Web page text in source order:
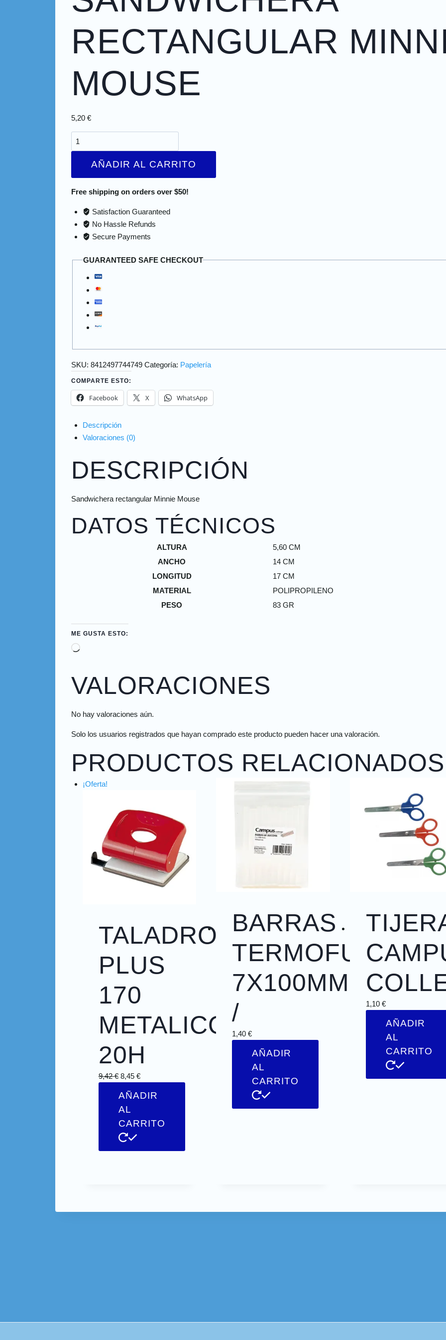
RECTANGULAR
MOUSE
5,20 €
AÑADIR AL CARRITO
Free shipping on orders over $50!
Satisfaction Guaranteed
No Hassle Refunds
Secure Payments
GUARANTEED SAFE CHECKOUT
SKU: 8412497744749 Categoría: Papelería
COMPARTE ESTO:
Facebook X WhatsApp
Descripción
Valoraciones (0)
DESCRIPCIÓN
Sandwichera rectangular Minnie Mouse
DATOS TÉCNICOS
ALTURA
5,60 CM
ANCHO
14 CM
LONGITUD
17 CM
MATERIAL
POLIPROPILENO
PESO
83 GR
ME GUSTA ESTO:
VALORACIONES
No hay valoraciones aún.
Solo los usuarios registrados que hayan comprado este producto pueden hacer una valoración.
PRODUCTOS RELACIONADOS
¡Oferta!
TALADRO
PLUS
170
METALICO
20H
9,42€ 8,45 €
AÑADIR
AL
CARRITO
BARRAS
7X100MM
/
1,40€
AÑADIR
AL
CARRITO
1,10€
AÑADIR
AL
CARRITO